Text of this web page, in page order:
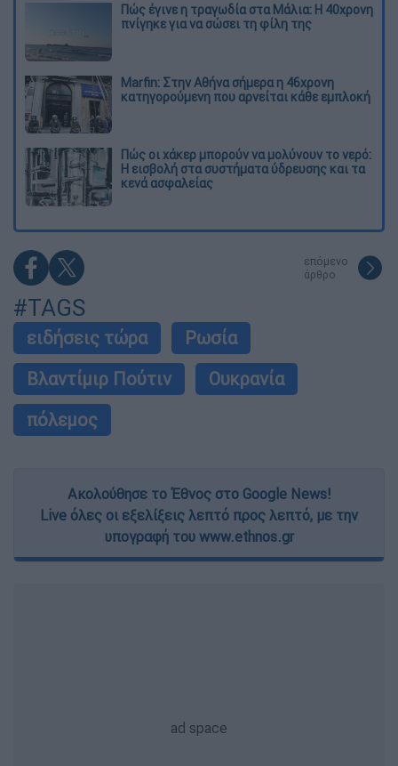
Πώς έγινε η τραγωδία στα Μάλια: Η 40χρονη
πνίγηκε για να σώσει τη φίλη της
Marfin: Στην Αθήνα σήμερα η 46χρονη
κατηγορούμενη που αρνείται κάθε εμπλοκή
Πώς οι χάκερ μπορούν να μολύνουν το νερό:
Η εισβολή στα συστήματα ύδρευσης και τα
κενά ασφαλείας
επόμενο
άρθρο
#TAGS
ειδήσεις τώρα
Ρωσία
Βλαντίμιρ Πούτιν
Ουκρανία
πόλεμος
Ακολούθησε το Έθνος στο Google News!
Live όλες οι εξελίξεις λεπτό προς λεπτό, με την
υπογραφή του www.ethnos.gr